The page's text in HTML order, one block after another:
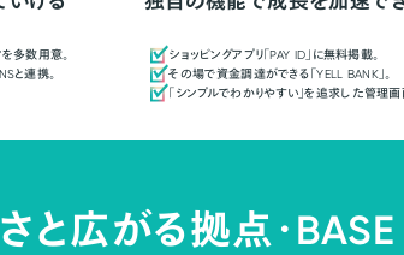
多数用意。
と連携。
ショッピングアプリ「PAY ID」に無料掲載。
その場で資金調達ができる「YELL BANK」。
「シンプルでわかりやすい」を追求した管理画
と広がる拠点・BASE